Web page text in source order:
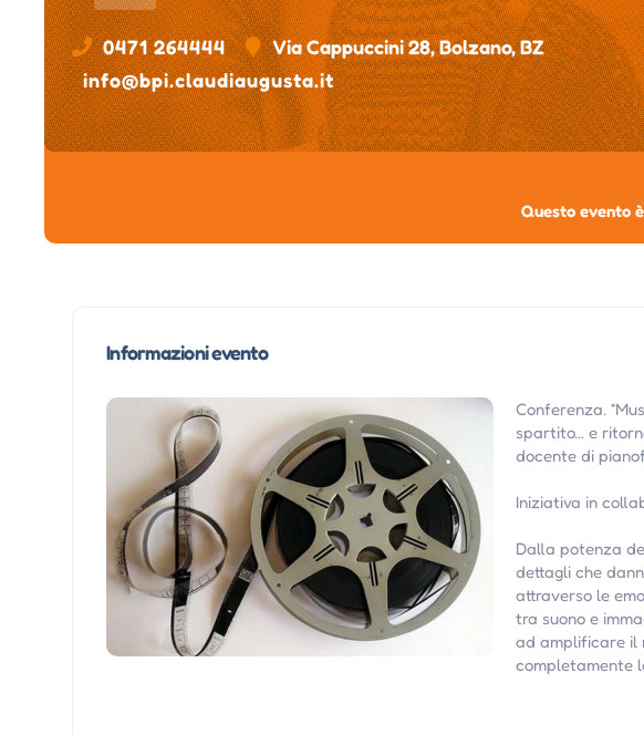
0471 264444
Via Cappuccini 28, Bolzano, BZ
info@bpi.claudiaugusta.it
Questo evento
Informazioni evento
Conferenza.
spartito… e
docente di
Iniziativa in
Dalla potenza
dettagli che
attraverso le
tra suono e
ad amplificare il
completamente